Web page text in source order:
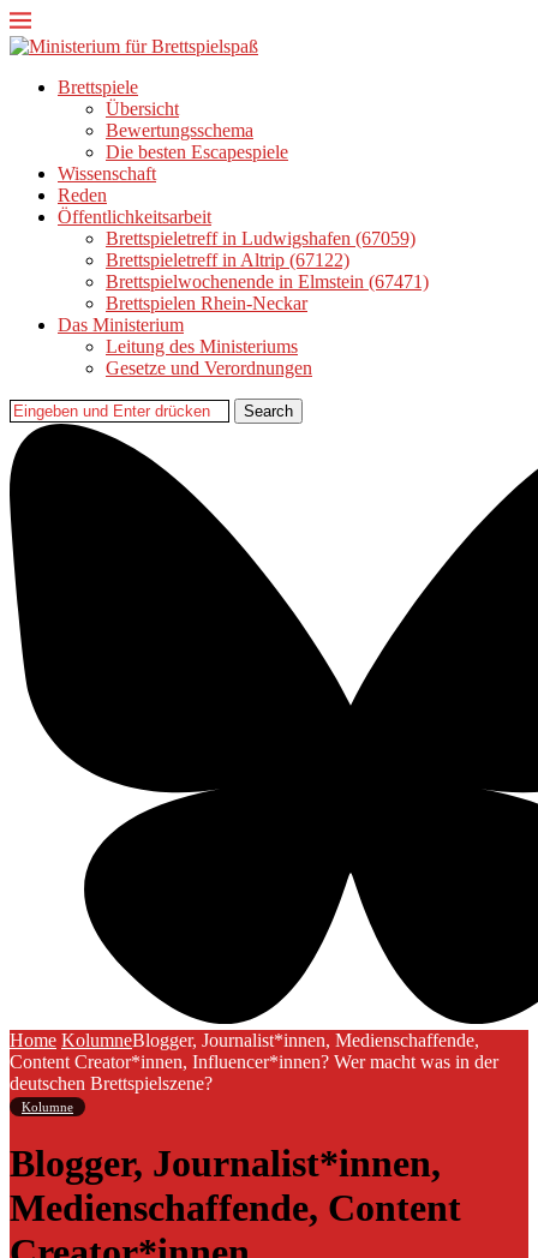
Brettspiele
Übersicht
Bewertungsschema
Die besten Escapespiele
Wissenschaft
Reden
Öffentlichkeitsarbeit
Brettspieletreff in Ludwigshafen (67059)
Brettspieletreff in Altrip (67122)
Brettspielwochenende in Elmstein (67471)
Brettspielen Rhein-Neckar
Das Ministerium
Leitung des Ministeriums
Gesetze und Verordnungen
Search
Home KolumneBlogger, Journalist*innen, Medienschaffende,
Content Creator*innen, Influencer*innen? Wer macht was in der
deutschen Brettspielszene?
Kolumne
Blogger, Journalist*innen,
Medienschaffende, Content